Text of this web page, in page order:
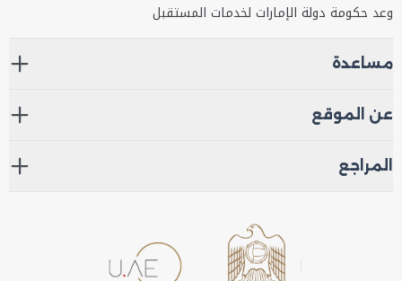
وعد حكومة دولة الإمارات لخدمات المستقبل
مساعدة
عن الموقع
المراجع